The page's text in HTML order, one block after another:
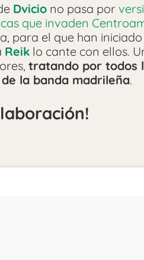
Dvicio no pasa por
que invaden
para el que han
Reik lo cante con ellos.
tratando por todos
la banda madrileña.